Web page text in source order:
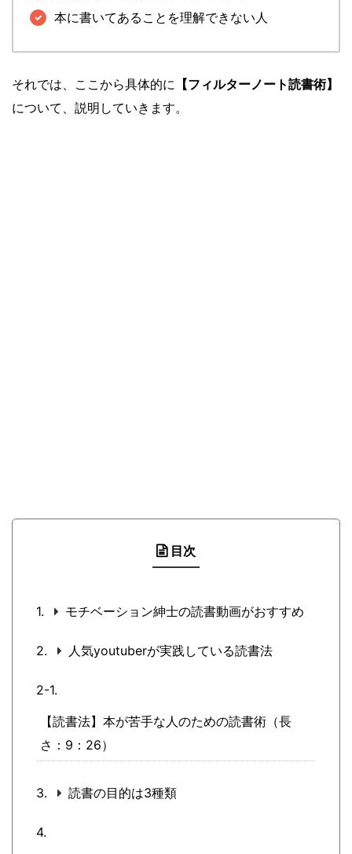
本に書いてあることを理解できない人
それでは、ここから具体的に 【フィルターノート読書術】
について、説明していきます。
目次
モチベーション紳士の読書動画がおすすめ
人気youtuberが実践している読書法
【読書法】本が苦手な人のための読書術（長
さ：9：26）
読書の目的は3種類